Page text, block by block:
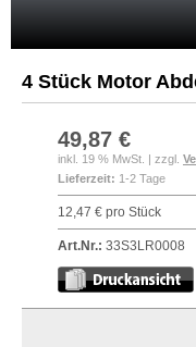
Neukunde?
Kasse
Anmelden
4 Stück Motor
49,87 €
inkl. 19 % MwSt. | zzgl.
Lieferzeit: 1-2 Tage
12,47 € pro Stück
Art.Nr.: 33S3LR0008